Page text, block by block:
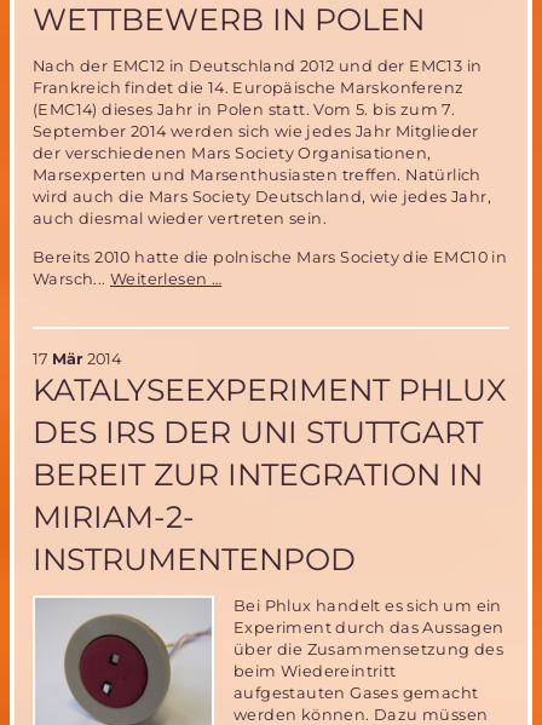
WETTBEWERB IN POLEN
Nach der EMC12 in Deutschland 2012 und der EMC13 in
Frankreich findet die 14. Europäische Marskonferenz
(EMC14) dieses Jahr in Polen statt. Vom 5. bis zum 7.
September 2014 werden sich wie jedes Jahr Mitglieder
der verschiedenen Mars Society Organisationen,
Marsexperten und Marsenthusiasten treffen. Natürlich
wird auch die Mars Society Deutschland, wie jedes Jahr,
auch diesmal wieder vertreten sein.
Bereits 2010 hatte die polnische Mars Society die EMC10 in
Warsch...Weiterlesen …
2014
EMC14
einen
Polen
17 Mär 2014
KATALYSEEXPERIMENT PHLUX
DES IRS DER UNI STUTTGART
BEREIT ZUR INTEGRATION IN
MIRIAM-2-
INSTRUMENTENPOD
Bei Phlux handelt es sich um ein
Experiment durch das Aussagen
über die Zusammensetzung des
beim Wiedereintritt
aufgestauten Gases gemacht
werden können. Dazu müssen